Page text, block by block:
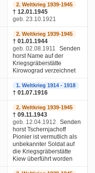
2. Weltkrieg 1939-1945
† 12.01.1945
geb. 23.10.1921
2. Weltkrieg 1939-1945
† 01.01.1944
geb. 02.08.1911
Senden
horst Name auf der
Kriegsgräberstätte
Kirowograd verzeichnet
1. Weltkrieg 1914 - 1918
† 01.07.1916
2. Weltkrieg 1939-1945
† 09.11.1943
geb. 12.04.1912
Senden
horst Tschernjachoff
Pionier ist vermutlich als
unbekannter Soldat auf
die Kriegsgräberstätte
Kiew überführt worden